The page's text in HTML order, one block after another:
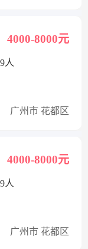
4000-8000元
人
广州市 花都区
4000-8000元
人
广州市 花都区